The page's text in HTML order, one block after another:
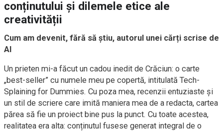
conținutului și dilemele etice ale
creativității
Cum am devenit, fără să știu, autorul unei cărți scrise de
AI
Un prieten mi-a făcut un cadou inedit de Crăciun: o carte
„best-seller” cu numele meu pe copertă, intitulată Tech-
Splaining for Dummies. Cu poza mea, recenzii entuziaste și
un stil de scriere care imită maniera mea de a redacta, cartea
părea să fie un proiect bine pus la punct. Cu toate acestea,
realitatea era alta: conținutul fusese generat integral de o